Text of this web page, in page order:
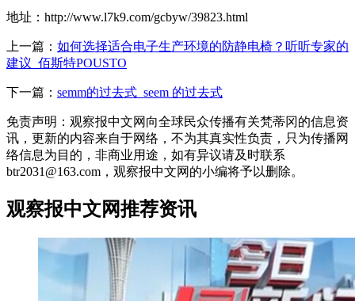
地址：http://www.l7k9.com/gcbyw/39823.html
上一篇： 如何选择适合电子生产环境的防静电椅？听听专家的
建议_佰斯特POUSTO
下一篇： semm的过去式_seem 的过去式
免责声明：观察报中文网向全球民众传播有关梵蒂冈的信息资
讯，更新的内容来自于网络，不为其真实性负责，只为传播网
络信息为目的，非商业用途，如有异议请及时联系
btr2031@163.com，观察报中文网的小编将予以删除。
观察报中文网推荐资讯